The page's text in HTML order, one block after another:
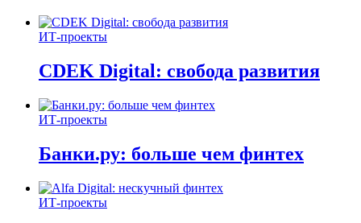
ИТ-проекты
CDEK Digital: свобода развития
ИТ-проекты
Банки.ру: больше чем финтех
ИТ-проекты